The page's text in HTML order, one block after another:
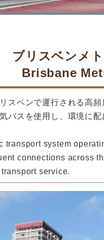
ブリスベンメ
Brisbane
スベンで運行される高
バスを使用し、環境に
transport system
connections across
service.